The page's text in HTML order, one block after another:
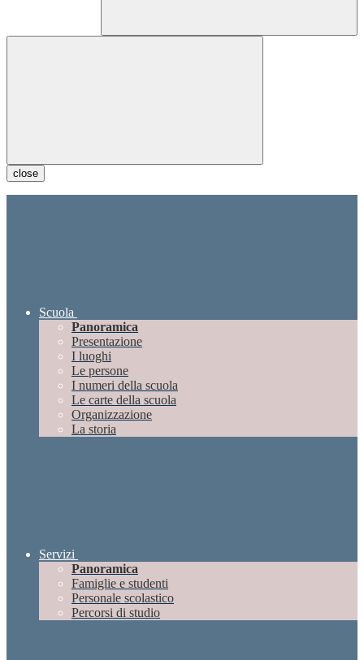
close
Scuola
Panoramica
Presentazione
I luoghi
Le persone
I numeri della scuola
Le carte della scuola
Organizzazione
La storia
Servizi
Panoramica
Famiglie e studenti
Personale scolastico
Percorsi di studio